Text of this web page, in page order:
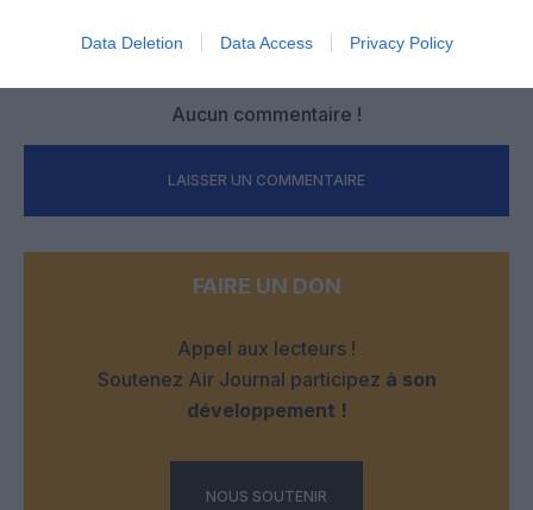
Data Deletion Data Access Privacy Policy
Aucun commentaire !
LAISSER UN COMMENTAIRE
FAIRE UN DON
Appel aux lecteurs !
Soutenez Air Journal participez à son
développement !
NOUS SOUTENIR